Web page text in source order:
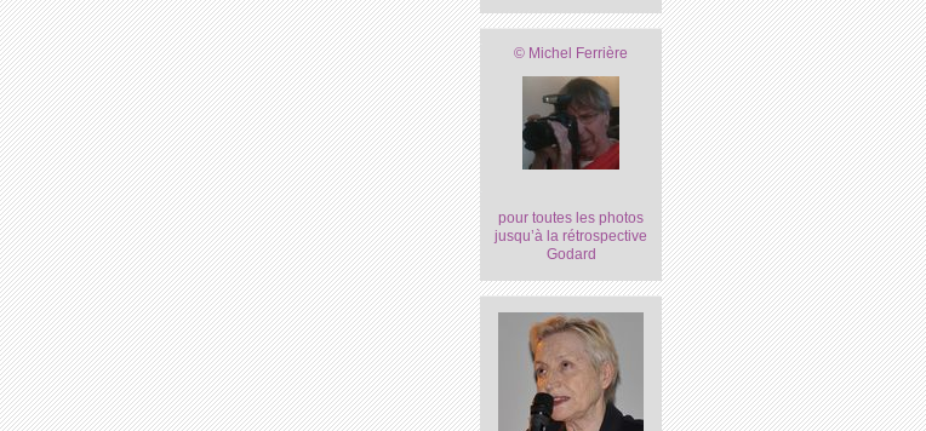
© Michel Ferrière
pour toutes les photos
jusqu’à la rétrospective
Godard